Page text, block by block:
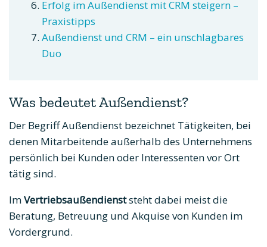
Erfolg im Außendienst mit CRM steigern –
Praxistipps
Außendienst und CRM – ein unschlagbares
Duo
Was bedeutet Außendienst?
Der Begriff Außendienst bezeichnet Tätigkeiten, bei
denen Mitarbeitende außerhalb des Unternehmens
persönlich bei Kunden oder Interessenten vor Ort
tätig sind.
ImVertriebsaußendienststeht dabei meist die
Beratung, Betreuung und Akquise von Kunden im
Vordergrund.